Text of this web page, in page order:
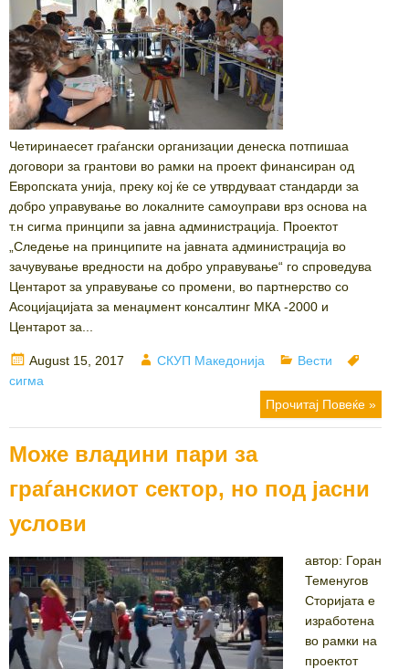
Четиринаесет граѓански организации денеска потпишаа
договори за грантови во рамки на проект финансиран од
Европската унија, преку кој ќе се утврдуваат стандарди за
добро управување во локалните самоуправи врз основа на
т.н сигма принципи за јавна администрација. Проектот
„Следење на принципите на јавната администрација во
зачувување вредности на добро управување“ го спроведува
Центарот за управување со промени, во партнерство со
Асоцијацијата за менаџмент консалтинг МКА -2000 и
Центарот за...
Posted
on
August 15, 2017 Author
СКУП Македонија Categories
Вести
сигма
Прочитај Повеќе »
Може владини пари за
граѓанскиот сектор, но под јасни
услови
автор: Горан
Теменугов
Сторијата е
изработена
во рамки на
проектот